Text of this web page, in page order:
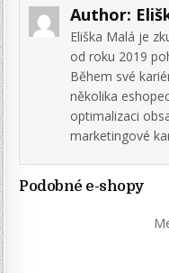
Author:
Eliška Malá je
od roku 2019
Během své
několika
optimalizaci
marketingové
Podobné e-shopy